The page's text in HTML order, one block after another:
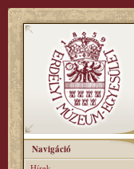
Navigáció